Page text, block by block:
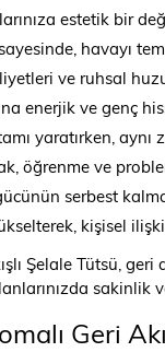
estetik bir
havayı
ve ruhsal
enerjik ve genç
yaratırken,
öğrenme ve
serbest
kişisel
Şelale Tütsü,
Geri